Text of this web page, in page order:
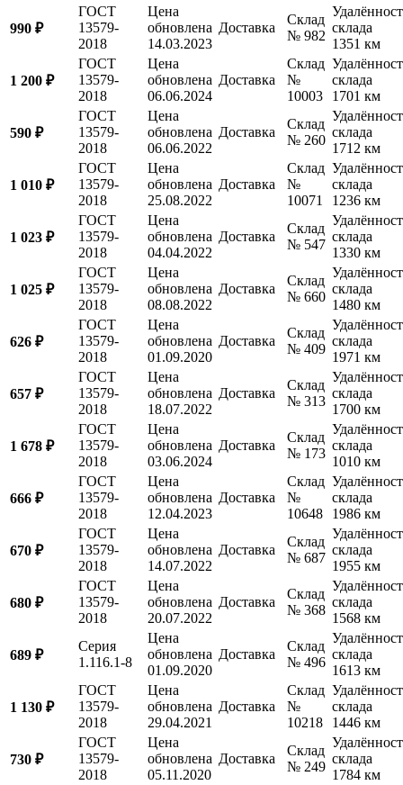
990 ₽
ГОСТ
13579-
2018
Цена
обновлена
14.03.2023
Доставка
Склад
№ 982
склада
1351 км
1 200 ₽
ГОСТ
13579-
2018
Цена
обновлена
06.06.2024
Доставка
Склад
№
10003
склада
1701 км
590 ₽
ГОСТ
13579-
2018
Цена
обновлена
06.06.2022
Доставка
Склад
№ 260
склада
1712 км
1 010 ₽
ГОСТ
13579-
2018
Цена
обновлена
25.08.2022
Доставка
Склад
№
10071
склада
1236 км
1 023 ₽
ГОСТ
13579-
2018
Цена
обновлена
04.04.2022
Доставка
Склад
№ 547
склада
1330 км
1 025 ₽
ГОСТ
13579-
2018
Цена
обновлена
08.08.2022
Доставка
Склад
№ 660
склада
1480 км
626 ₽
ГОСТ
13579-
2018
Цена
обновлена
01.09.2020
Доставка
Склад
№ 409
склада
1971 км
657 ₽
ГОСТ
13579-
2018
Цена
обновлена
18.07.2022
Доставка
Склад
№ 313
склада
1700 км
1 678 ₽
ГОСТ
13579-
2018
Цена
обновлена
03.06.2024
Доставка
Склад
№ 173
склада
1010 км
666 ₽
ГОСТ
13579-
2018
Цена
обновлена
12.04.2023
Доставка
Склад
№
10648
склада
1986 км
670 ₽
ГОСТ
13579-
2018
Цена
обновлена
14.07.2022
Доставка
Склад
№ 687
склада
1955 км
680 ₽
ГОСТ
13579-
2018
Цена
обновлена
20.07.2022
Доставка
Склад
№ 368
склада
1568 км
689 ₽
Серия
1.116.1-8
Цена
обновлена
01.09.2020
Доставка
Склад
№ 496
склада
1613 км
1 130 ₽
ГОСТ
13579-
2018
Цена
обновлена
29.04.2021
Доставка
Склад
№
10218
склада
1446 км
730 ₽
ГОСТ
13579-
2018
Цена
обновлена
05.11.2020
Доставка
Склад
№ 249
склада
1784 км